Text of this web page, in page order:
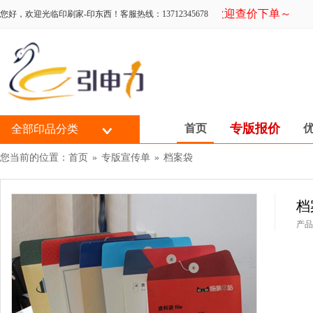
您好，欢迎光临印刷家-印东西！客服热线：13712345678
新系统上线，欢迎查价下单～
全部印品分类 首页 专版报价
您当前的位置： 首页 » 专版宣传单 » 档案袋
档
产